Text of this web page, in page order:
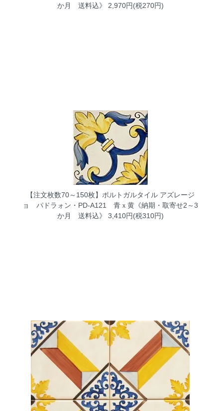
か月 送料込》
2,970円(税270円)
【注文枚数70～150枚】ポルトガルタイル アズレージ
ョ パドラォン・PD-A121 青ｘ黄《納期・取寄せ2～3
か月 送料込》
3,410円(税310円)